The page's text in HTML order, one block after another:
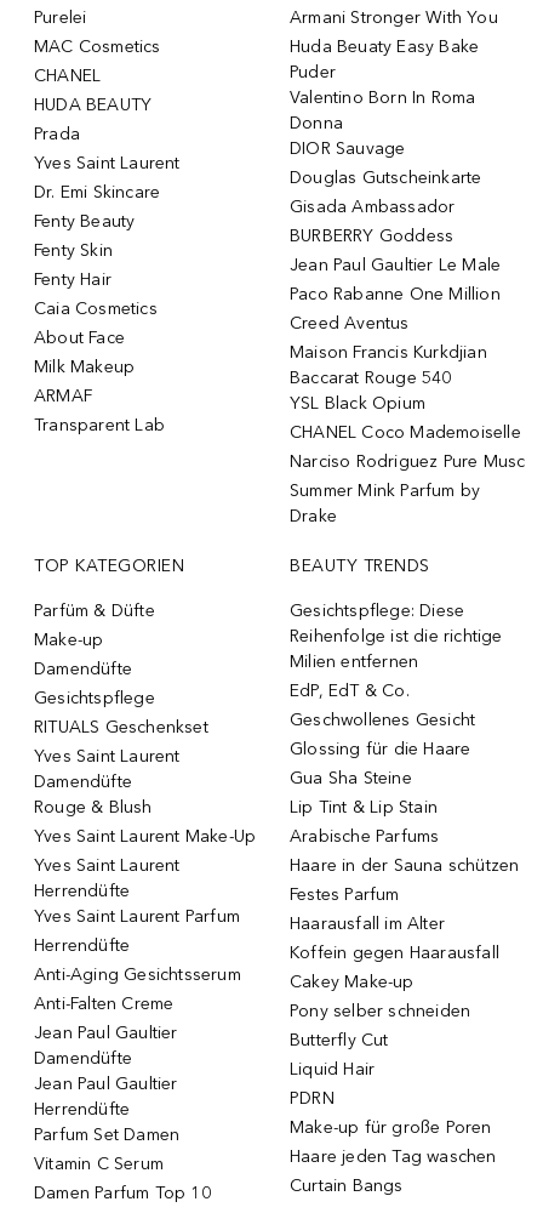
Purelei
MAC Cosmetics
CHANEL
HUDA BEAUTY
Prada
Yves Saint Laurent
Dr. Emi Skincare
Fenty Beauty
Fenty Skin
Fenty Hair
Caia Cosmetics
About Face
Milk Makeup
ARMAF
Transparent Lab
Armani Stronger With You
Huda Beuaty Easy Bake
Puder
Valentino Born In Roma
Donna
DIOR Sauvage
Douglas Gutscheinkarte
Gisada Ambassador
BURBERRY Goddess
Jean Paul Gaultier Le Male
Paco Rabanne One Million
Creed Aventus
Maison Francis Kurkdjian
Baccarat Rouge 540
YSL Black Opium
CHANEL Coco Mademoiselle
Narciso Rodriguez Pure Musc
Summer Mink Parfum by
Drake
TOP KATEGORIEN
Parfüm & Düfte
Make-up
Damendüfte
Gesichtspflege
RITUALS Geschenkset
Yves Saint Laurent
Damendüfte
Rouge & Blush
Yves Saint Laurent Make-Up
Yves Saint Laurent
Herrendüfte
Yves Saint Laurent Parfum
Herrendüfte
Anti-Aging Gesichtsserum
Anti-Falten Creme
Jean Paul Gaultier
Damendüfte
Jean Paul Gaultier
Herrendüfte
Parfum Set Damen
Vitamin C Serum
Damen Parfum Top 10
BEAUTY TRENDS
Gesichtspflege: Diese
Reihenfolge ist die richtige
Milien entfernen
EdP, EdT & Co.
Geschwollenes Gesicht
Glossing für die Haare
Gua Sha Steine
Lip Tint & Lip Stain
Arabische Parfums
Haare in der Sauna schützen
Festes Parfum
Haarausfall im Alter
Koffein gegen Haarausfall
Cakey Make-up
Pony selber schneiden
Butterfly Cut
Liquid Hair
PDRN
Make-up für große Poren
Haare jeden Tag waschen
Curtain Bangs